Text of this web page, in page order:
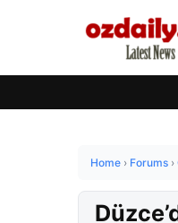
Home › Forums ›